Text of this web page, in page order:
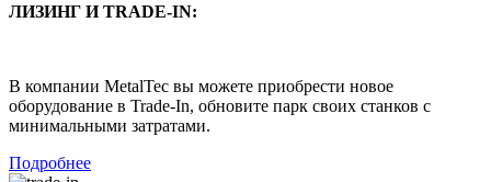
ЛИЗИНГ И TRADE-IN:
В компании MetalTec вы можете приобрести новое
оборудование в Trade-In, обновите парк своих станков с
минимальными затратами.
Подробнее